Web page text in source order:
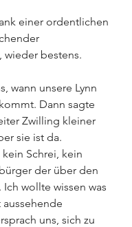
einer ordentlichen
wieder bestens.
wann unsere Lynn
Dann sagte
Zwilling kleiner
sie ist da.
kein Schrei, kein
der über den
wollte wissen was
uns, sich zu